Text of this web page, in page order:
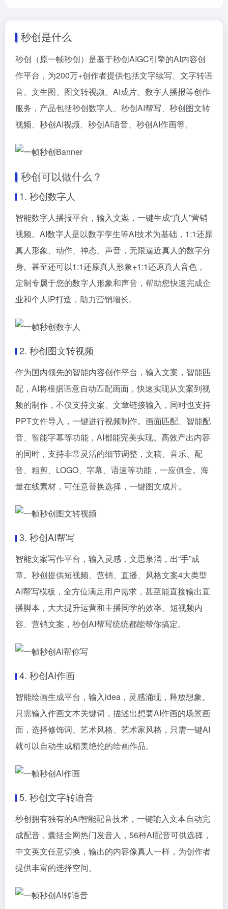
秒创是什么
秒创（原一帧秒创）是基于秒创AIGC引擎的AI内容创
作平台，为200万+创作者提供包括文字续写、文字转语
音、文生图、图文转视频、AI成片、数字人播报等创作
服务，产品包括秒创数字人、秒创AI帮写、秒创图文转
视频、秒创AI视频、秒创AI语音、秒创AI作画等。
秒创可以做什么？
1. 秒创数字人
智能数字人播报平台，输入文案，一键生成“真人”营销
视频。AI数字人是以数字孪生等AI技术为基础，1:1还原
真人形象、动作、神态、声音，无限逼近真人的数字分
身。甚至还可以1:1还原真人形象+1:1还原真人音色，
定制专属于您的数字人形象和声音，帮助您快速完成企
业和个人IP打造，助力营销增长。
2. 秒创图文转视频
作为国内领先的智能内容创作平台，输入文案，智能匹
配，AI将根据语意自动匹配画面，快速实现从文案到视
频的制作，不仅支持文案、文章链接输入，同时也支持
PPT文件导入，一键进行视频制作。画面匹配、智能配
音、智能字幕等功能，AI都能完美实现。高效产出内容
的同时，支持非常灵活的细节调整，文稿、音乐、配
音、粗剪、LOGO、字幕、语速等功能，一应俱全。海
量在线素材，可任意替换选择，一键图文成片。
3. 秒创AI帮写
智能文案写作平台，输入灵感，文思泉涌，出“手”成
章。秒创提供短视频、营销、直播、风格文案4大类型
AI帮写模板，全方位满足用户需求，甚至能直接输出直
播脚本，大大提升运营和主播同学的效率。短视频内
容、营销文案，秒创AI帮写统统都能帮你搞定。
4. 秒创AI作画
智能绘画生成平台，输入idea，灵感涌现，释放想象。
只需输入作画文本关键词，描述出想要AI作画的场景画
面，选择修饰词、艺术风格、艺术家风格，只需一键AI
就可以自动生成精美绝伦的绘画作品。
5. 秒创文字转语音
秒创拥有独有的AI智能配音技术，一键输入文本自动完
成配音，囊括全网热门发音人，56种AI配音可供选择，
中文英文任意切换，输出的内容像真人一样，为创作者
提供丰富的选择空间。